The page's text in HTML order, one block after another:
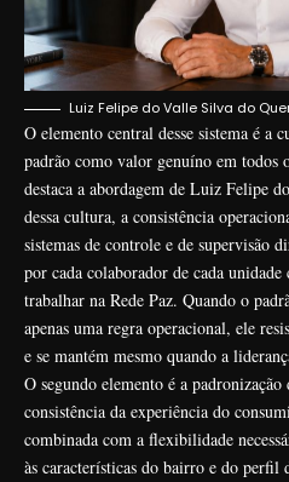
Luiz Felipe do Valle Silva do
O elemento central desse sistema é a
padrão como valor genuíno em todos
destaca a abordagem de Luiz Felipe
dessa cultura, a consistência
sistemas de controle e de supervisão
por cada colaborador de cada
trabalhar na Rede Paz. Quando o
apenas uma regra operacional, ele
e se mantém mesmo quando a
O segundo elemento é a padronização
consistência da experiência do
combinada com a flexibilidade
às características do bairro e do perfil